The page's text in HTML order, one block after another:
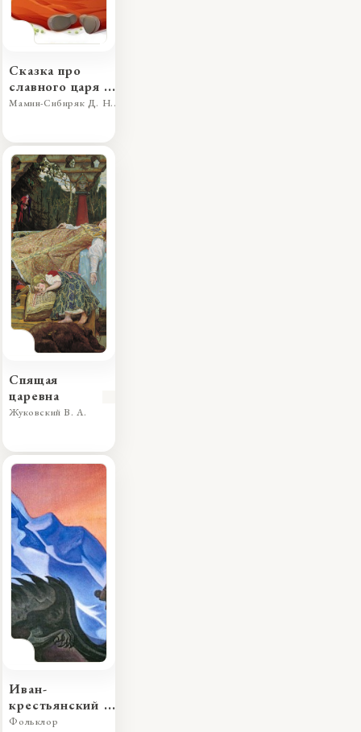
Сказка про
славного царя
Гороха и его
царевну
Кутафью и
царевну
Горошинку
Мамин-Сибиряк Д. Н.
Спящая
царевна
Жуковский В. А.
Иван-
крестьянский
сын и Чудо-
Фольклор